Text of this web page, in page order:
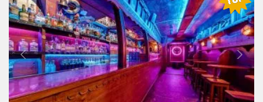
Précédent
Suivant